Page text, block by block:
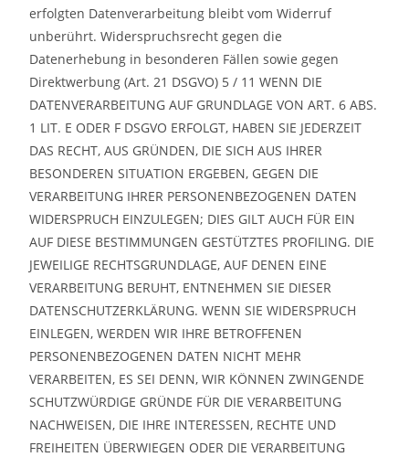
erfolgten Datenverarbeitung bleibt vom Widerruf
unberührt. Widerspruchsrecht gegen die
Datenerhebung in besonderen Fällen sowie gegen
Direktwerbung (Art. 21 DSGVO) 5 / 11 WENN DIE
DATENVERARBEITUNG AUF GRUNDLAGE VON ART. 6 ABS.
1 LIT. E ODER F DSGVO ERFOLGT, HABEN SIE JEDERZEIT
DAS RECHT, AUS GRÜNDEN, DIE SICH AUS IHRER
BESONDEREN SITUATION ERGEBEN, GEGEN DIE
VERARBEITUNG IHRER PERSONENBEZOGENEN DATEN
WIDERSPRUCH EINZULEGEN; DIES GILT AUCH FÜR EIN
AUF DIESE BESTIMMUNGEN GESTÜTZTES PROFILING. DIE
JEWEILIGE RECHTSGRUNDLAGE, AUF DENEN EINE
VERARBEITUNG BERUHT, ENTNEHMEN SIE DIESER
DATENSCHUTZERKLÄRUNG. WENN SIE WIDERSPRUCH
EINLEGEN, WERDEN WIR IHRE BETROFFENEN
PERSONENBEZOGENEN DATEN NICHT MEHR
VERARBEITEN, ES SEI DENN, WIR KÖNNEN ZWINGENDE
SCHUTZWÜRDIGE GRÜNDE FÜR DIE VERARBEITUNG
NACHWEISEN, DIE IHRE INTERESSEN, RECHTE UND
FREIHEITEN ÜBERWIEGEN ODER DIE VERARBEITUNG